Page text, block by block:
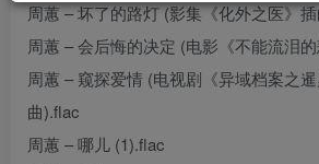
周蕙 – 坏了的路灯 (影集《化外之医》
周蕙 – 会后悔的决定 (电影《不能流泪
周蕙 – 窥探爱情 (电视剧《异域档案之
曲).flac
周蕙 – 哪儿 (1).flac